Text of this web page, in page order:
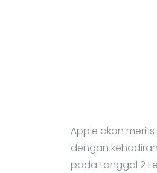
Apple akan
dengan
pada tanggal 2